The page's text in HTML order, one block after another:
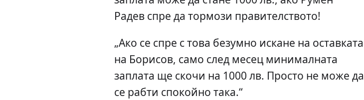
Радев спре да тормози правителството!
„Ако се спре с това безумно искане на оставката
на Борисов, само след месец минималната
заплата ще скочи на 1000 лв. Просто не може да
се рабти спокойно така.“